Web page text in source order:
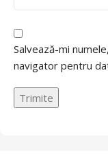
Salvează-mi
navigator pentru